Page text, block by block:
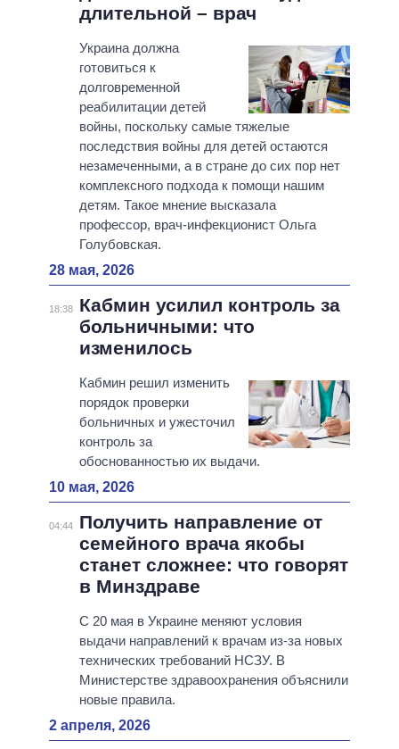
длительной – врач
Украина должна
готовиться к
долговременной
реабилитации детей
войны, поскольку самые тяжелые
последствия войны для детей остаются
незамеченными, а в стране до сих пор нет
комплексного подхода к помощи нашим
детям. Такое мнение высказала
профессор, врач-инфекционист Ольга
Голубовская.
28 мая, 2026
18:38
Кабмин усилил контроль за
больничными: что
изменилось
Кабмин решил изменить
порядок проверки
больничных и ужесточил
контроль за
обоснованностью их выдачи.
10 мая, 2026
04:44
Получить направление от
семейного врача якобы
станет сложнее: что говорят
в Минздраве
С 20 мая в Украине меняют условия
выдачи направлений к врачам из-за новых
технических требований НСЗУ. В
Министерстве здравоохранения объяснили
новые правила.
2 апреля, 2026